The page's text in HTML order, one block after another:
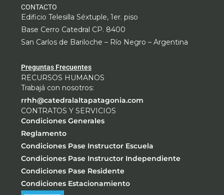
CONTACTO
Edificio Telesilla Séxtuple, 1er. piso
Base Cerro Catedral CP. 8400
San Carlos de Bariloche – Río Negro – Argentina
Preguntas Frecuentes
RECURSOS HUMANOS
Trabajá con nosotros:
rrhh@catedralaltapatagonia.com
CONTRATOS Y SERVICIOS
Condiciones Generales
Reglamento
Condiciones Pase Instructor Escuela
Condiciones Pase Instructor Independiente
Condiciones Pase Residente
Condiciones Estacionamiento